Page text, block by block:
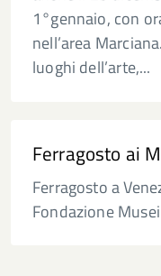
1°gennaio, con
nell’area
luoghi dell’arte,...
Ferragosto ai
Ferragosto a
Fondazione